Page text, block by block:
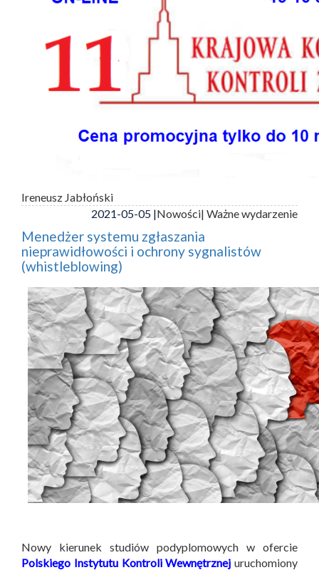
Ireneusz Jabłoński
2021-05-05 |Nowości| Ważne wydarzenie
Menedżer systemu zgłaszania
nieprawidłowości i ochrony sygnalistów
(whistleblowing)
Nowy kierunek studiów podyplomowych w ofercie
Polskiego Instytutu Kontroli Wewnętrznej uruchomiony